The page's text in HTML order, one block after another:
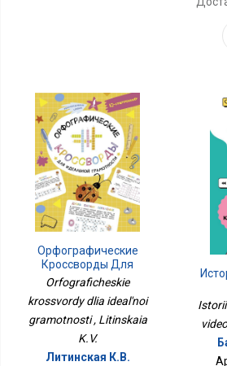
Орфографические
Кроссворды Для
Идеальной Грамотности
Orfograficheskie
krossvordy dlia ideal'noi
gramotnosti , Litinskaia
K.V.
Литинская К.В.